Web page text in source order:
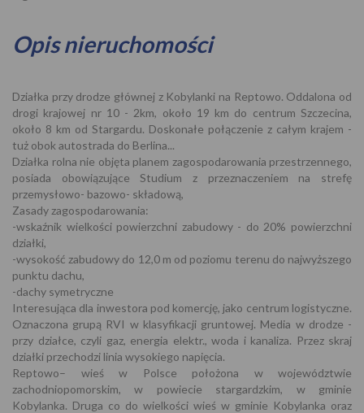
Opis nieruchomości
Działka przy drodze głównej z Kobylanki na Reptowo. Oddalona od
drogi krajowej nr 10 - 2km, około 19 km do centrum Szczecina,
około 8 km od Stargardu. Doskonałe połączenie z całym krajem -
tuż obok autostrada do Berlina...
Działka rolna nie objęta planem zagospodarowania przestrzennego,
posiada obowiązujące Studium z przeznaczeniem na strefę
przemysłowo- bazowo- składową,
Zasady zagospodarowania:
-wskaźnik wielkości powierzchni zabudowy - do 20% powierzchni
działki,
-wysokość zabudowy do 12,0 m od poziomu terenu do najwyższego
punktu dachu,
-dachy symetryczne
Interesująca dla inwestora pod komercję, jako centrum logistyczne.
Oznaczona grupą RVI w klasyfikacji gruntowej. Media w drodze -
przy działce, czyli gaz, energia elektr., woda i kanaliza. Przez skraj
działki przechodzi linia wysokiego napięcia.
Reptowo– wieś w Polsce położona w województwie
zachodniopomorskim, w powiecie stargardzkim, w gminie
Kobylanka. Druga co do wielkości wieś w gminie Kobylanka oraz